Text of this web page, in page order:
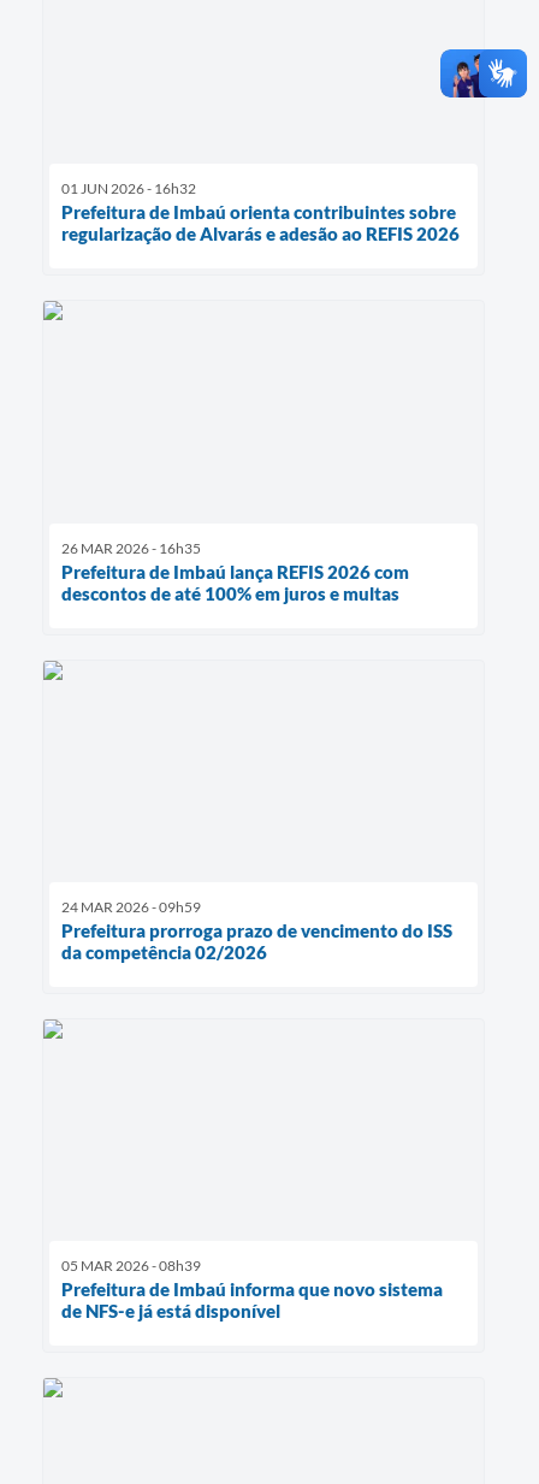
01 JUN 2026 - 16h32
Prefeitura de Imbaú orienta contribuintes sobre
regularização de Alvarás e adesão ao REFIS 2026
26 MAR 2026 - 16h35
Prefeitura de Imbaú lança REFIS 2026 com
descontos de até 100% em juros e multas
24 MAR 2026 - 09h59
Prefeitura prorroga prazo de vencimento do ISS
da competência 02/2026
05 MAR 2026 - 08h39
Prefeitura de Imbaú informa que novo sistema
de NFS-e já está disponível